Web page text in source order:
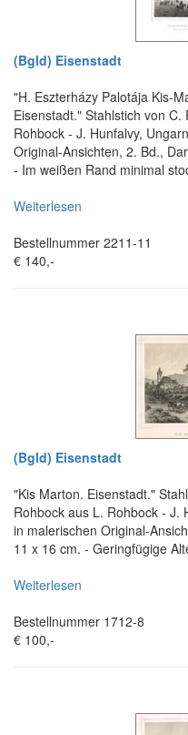
(Bgld) Eisenstadt
"H. Eszterházy Palotája Kis-
Eisenstadt." Stahlstich von
Rohbock - J. Hunfalvy,
Original-Ansichten, 2. Bd.,
- Im weißen Rand minimal
Weiterlesen
Bestellnummer 2211-11
€ 140,-
(Bgld) Eisenstadt
"Kis Marton. Eisenstadt."
Rohbock aus L. Rohbock - J.
in malerischen Original-
11 x 16 cm. - Geringfügige
Weiterlesen
Bestellnummer 1712-8
€ 100,-